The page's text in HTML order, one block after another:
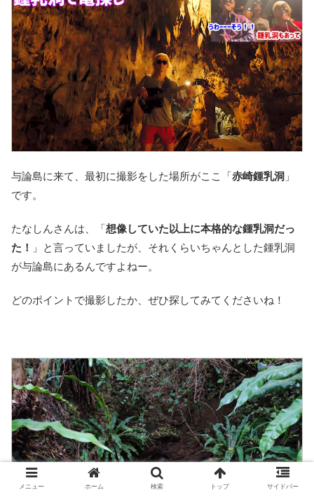
与論島に来て、最初に撮影をした場所がここ「赤崎鍾乳洞 」
です。
たなしんさんは、「想像していた以上に本格的な鍾乳洞だっ
た！
」と言っていましたが、それくらいちゃんとした鍾乳洞
が与論島にあるんですよねー。
どのポイントで撮影したか、ぜひ探してみてくださいね！
メニュー ホーム 検索 トップ サイドバー